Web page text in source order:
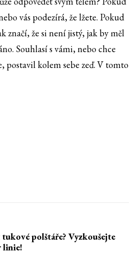
vás podezírá, že lžete. Pokud
značí, že si není jistý, jak by měl
Souhlasí s vámi, nebo chce
postavil kolem sebe zeď. V tomto
polštáře? Vyzkoušejte
linie!